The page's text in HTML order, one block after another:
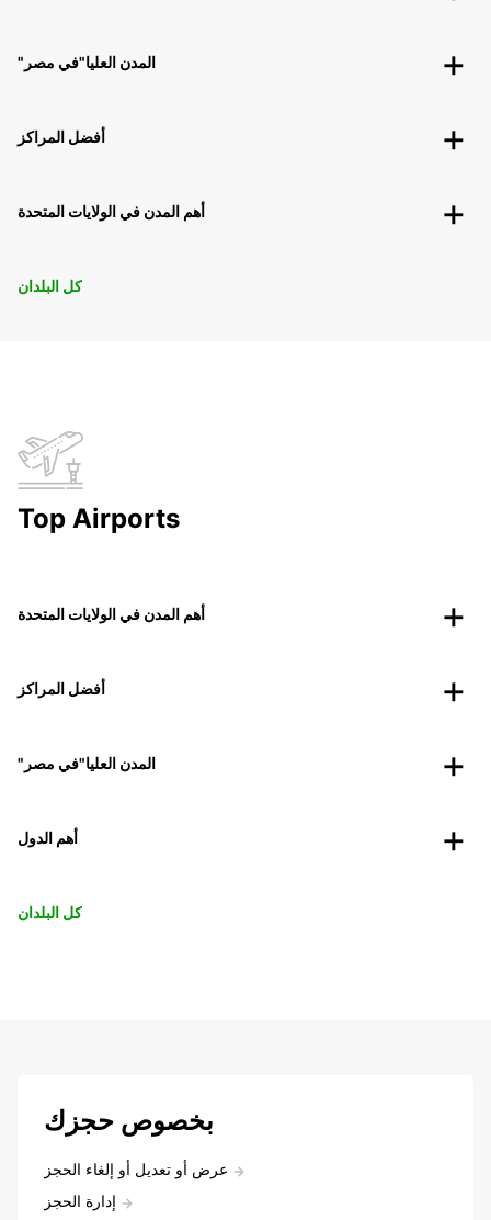
"المدن العليا"في مصر
أفضل المراكز
أهم المدن في الولايات المتحدة
كل البلدان
Top Airports
أهم المدن في الولايات المتحدة
أفضل المراكز
"المدن العليا"في مصر
أهم الدول
كل البلدان
بخصوص حجزك
عرض أو تعديل أو إلغاء الحجز
إدارة الحجز